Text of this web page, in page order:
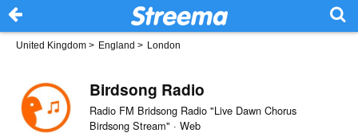
United Kingdom > England > London
Birdsong Radio
Radio FM Bridsong Radio "Live Dawn Chorus
Birdsong Stream" · Web